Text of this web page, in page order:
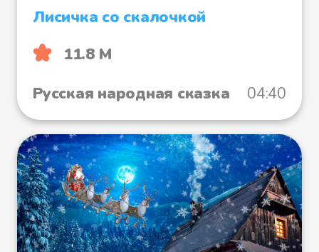
Лисичка со скалочкой
11.8 М
Русская народная сказка
04:40